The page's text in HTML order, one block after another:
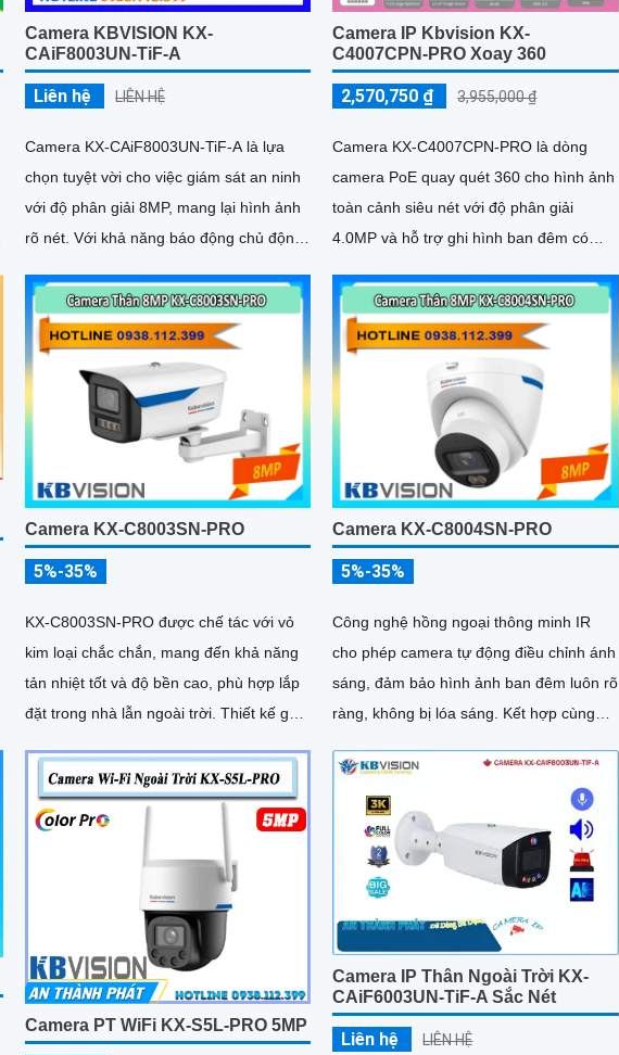
Camera KBVISION KX-
CAiF8003UN-TiF-A
Liên hệ LIÊN HỆ
Camera KX-CAiF8003UN-TiF-A là lựa
chọn tuyệt vời cho việc giám sát an ninh
với độ phân giải 8MP, mang lại hình ảnh
rõ nét. Với khả năng báo động chủ động
camera đảm bảo phát hiện và cảnh báo
khi có xâm nhậpThiết bị Camera Giá Rẻ
Công Nghệ POE KX-CAiF8003UN-TiF-A
tích hợp chức năng cao cấp Thu Âm Và
Loa rõ ràng để mang lại trải nghiệm hình
ảnh và âm thanh tốt nhất
Camera IP Kbvision KX-
C4007CPN-PRO Xoay 360
2,570,750 ₫ 3,955,000 ₫
Camera KX-C4007CPN-PRO là dòng
camera PoE quay quét 360 cho hình ảnh
toàn cảnh siêu nét với độ phân giải
4.0MP và hỗ trợ ghi hình ban đêm có
Camera KX-C8003SN-PRO
5%-35%
KX-C8003SN-PRO được chế tác với vỏ
kim loại chắc chắn, mang đến khả năng
tản nhiệt tốt và độ bền cao, phù hợp lắp
đặt trong nhà lẫn ngoài trời. Thiết kế gọn
gian và chi phí cho người dùng
Camera KX-C8004SN-PRO
5%-35%
Công nghệ hồng ngoại thông minh IR
cho phép camera tự động điều chỉnh ánh
sáng, đảm bảo hình ảnh ban đêm luôn rõ
ràng, không bị lóa sáng. Kết hợp cùng
giảm nhiễu (3DNR), hình ảnh thu được
luôn mượt mà, màu sắc chân thực và chi
tiết rõ nét, ngay cả trong môi trường ánh
sáng yếu hoặc ánh sáng phức tạp như
ngược sáng hoặc chói nắng
Camera PT WiFi KX-S5L-PRO 5MP
Camera IP Thân Ngoài Trời KX-
CAiF6003UN-TiF-A Sắc Nét
Liên hệ LIÊN HỆ